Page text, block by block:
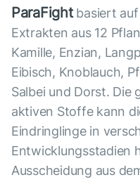
ParaFightbasiert auf
Extrakten aus 12
Kamille, Enzian,
Eibisch, Knoblauch,
Salbei und Dorst. Die
aktiven Stoffe kann
Eindringlinge in
Entwicklungsstadien
Ausscheidung aus